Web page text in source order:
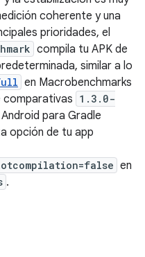
coherente y una
prioridades, el
compila tu APK de
similar a lo
en Macrobenchmarks
1.3.0-
para Gradle
opción de tu app
en
.